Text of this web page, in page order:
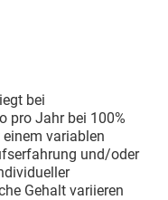
bei
pro Jahr bei 100%
variablen
und/oder
Gehalt variieren